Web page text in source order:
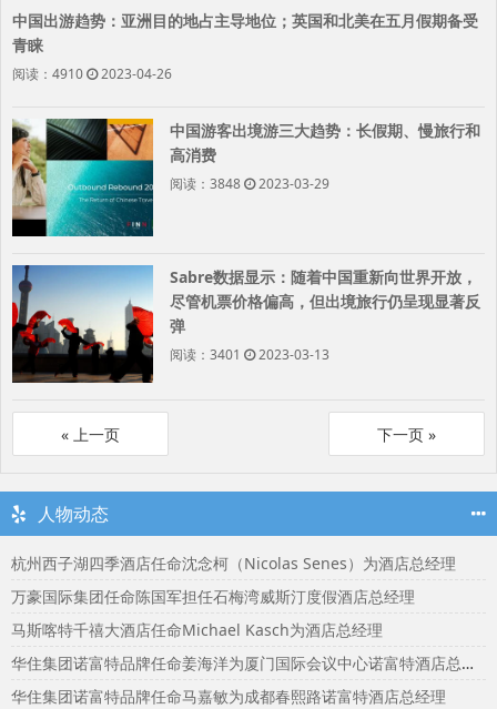
中国出游趋势：亚洲目的地占主导地位；英国和北美在五月假期备受
青睐
阅读：4910 2023-04-26
中国游客出境游三大趋势：长假期、慢旅行和
高消费
阅读：3848 2023-03-29
Sabre数据显示：随着中国重新向世界开放，
尽管机票价格偏高，但出境旅行仍呈现显著反
弹
阅读：3401 2023-03-13
« »
人物动态
杭州西子湖四季酒店任命沈念柯（Nicolas Senes）为酒店总经理
万豪国际集团任命陈国军担任石梅湾威斯汀度假酒店总经理
马斯喀特千禧大酒店任命Michael Kasch为酒店总经理
华住集团诺富特品牌任命姜海洋为厦门国际会议中心诺富特酒店总经理
华住集团诺富特品牌任命马嘉敏为成都春熙路诺富特酒店总经理